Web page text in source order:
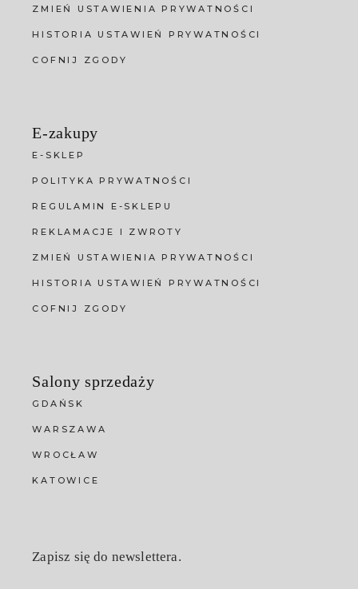
ZMIEŃ USTAWIENIA PRYWATNOŚCI
HISTORIA USTAWIEŃ PRYWATNOŚCI
COFNIJ ZGODY
E-zakupy
E-SKLEP
POLITYKA PRYWATNOŚCI
REGULAMIN E-SKLEPU
REKLAMACJE I ZWROTY
ZMIEŃ USTAWIENIA PRYWATNOŚCI
HISTORIA USTAWIEŃ PRYWATNOŚCI
COFNIJ ZGODY
Salony sprzedaży
GDAŃSK
WARSZAWA
WROCŁAW
KATOWICE
Zapisz się do newslettera.